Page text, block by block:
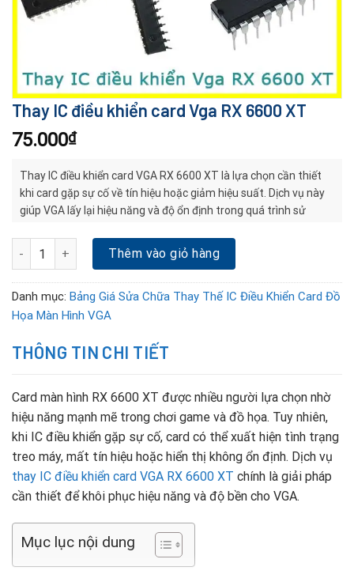
Thay IC điều khiển card Vga RX 6600 XT
75.000₫
Thay IC điều khiển card VGA RX 6600 XT là lựa chọn cần thiết
khi card gặp sự cố về tín hiệu hoặc giảm hiệu suất. Dịch vụ này
giúp VGA lấy lại hiệu năng và độ ổn định trong quá trình sử
Thay IC điều khiển card Vga RX 6600 XT số lượng
Thêm vào giỏ hàng
Danh mục: Bảng Giá Sửa Chữa Thay Thế IC Điều Khiển Card Đồ
Họa Màn Hình VGA
THÔNG TIN CHI TIẾT
Card màn hình RX 6600 XT được nhiều người lựa chọn nhờ
hiệu năng mạnh mẽ trong chơi game và đồ họa. Tuy nhiên,
khi IC điều khiển gặp sự cố, card có thể xuất hiện tình trạng
treo máy, mất tín hiệu hoặc hiển thị không ổn định. Dịch vụ
thay IC điều khiển card VGA RX 6600 XT chính là giải pháp
cần thiết để khôi phục hiệu năng và độ bền cho VGA.
Mục lục nội dung